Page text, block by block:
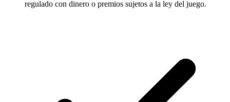
regulado con dinero o premios sujetos a la ley del juego.